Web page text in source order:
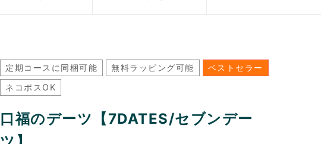
定期コースに同梱可能 無料ラッピング可能
ベストセラー
ネコポスOK
口福のデーツ【7DATES/セブンデー